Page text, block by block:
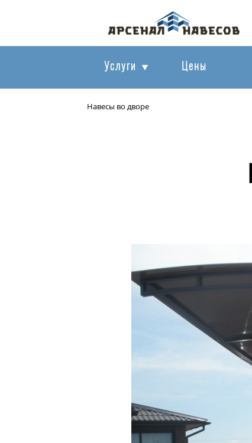
Услуги Цены
Навесы во дворе